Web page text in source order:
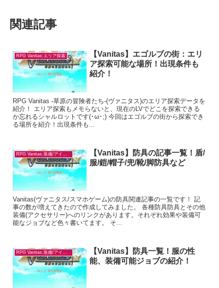
関連記事
RPG Vanitas:エリア探索
【Vanitas】エゴルブの街：エリ
ア探索可能な場所！出現条件も
紹介！
RPG Vanitas -草原の冒険者たち-(ヴァニタス)のエリア探索データを
紹介！ エリア探索もメモらないと、現在のLVでどこを探索できる
か忘れるシャルロットです(･ω･;) 今回はエゴルブの街から探索でき
る場所を紹介！出現条件も...
RPG Vanitas:装備/アイテム
【Vanitas】防具の記事一覧！盾/
服/鎧/帽子/兜/靴/脚防具など
Vanitas(ヴァニタス/スマホゲーム)の防具関連記事の一覧です！ 記
事の数が増えてきたので作成してみました。 各種防具防具とその他
装備(アクセサリー)へのリンクがあります。それぞれ効果や装備可
能なジョブなど色々書いてます。 そ...
RPG Vanitas:装備/アイテム
【Vanitas】防具一覧！服の性
能、装備可能ジョブの紹介！